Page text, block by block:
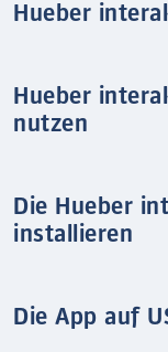
Hueber
Hueber
nutzen
Die Hueber
installieren
Die App auf